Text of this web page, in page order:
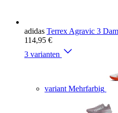
adidas Terrex Agravic 3
114,95 €
3 varianten
variant Mehrfarbig